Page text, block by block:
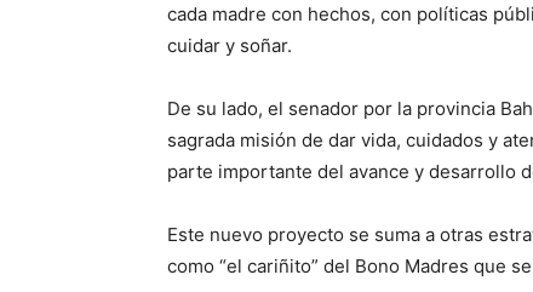
cada madre con hechos, con políticas
cuidar y soñar.
De su lado, el senador por la provincia
sagrada misión de dar vida, cuidados y
parte importante del avance y desarrollo
Este nuevo proyecto se suma a otras
como “el cariñito” del Bono Madres que